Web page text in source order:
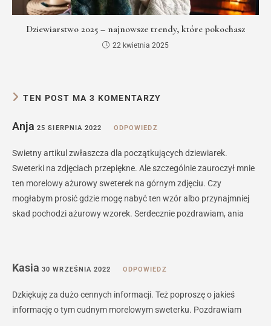
Dziewiarstwo 2025 – najnowsze trendy, które pokochasz
22 kwietnia 2025
TEN POST MA 3 KOMENTARZY
Anja 25 SIERPNIA 2022 ODPOWIEDZ
Swietny artikul zwłaszcza dla początkujących dziewiarek.
Sweterki na zdjęciach przepiękne. Ale szczególnie zauroczył mnie
ten morelowy ażurowy sweterek na górnym zdjęciu. Czy
mogłabym prosić gdzie mogę nabyć ten wzór albo przynajmniej
skad pochodzi ażurowy wzorek. Serdecznie pozdrawiam, ania
Kasia 30 WRZEŚNIA 2022 ODPOWIEDZ
Dzkiękuję za dużo cennych informacji. Też poproszę o jakieś
informację o tym cudnym morelowym sweterku. Pozdrawiam